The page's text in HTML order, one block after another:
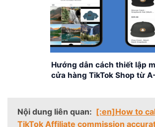
Hướng dẫn cách thiết lập
cửa hàng TikTok Shop từ
Nội dung liên quan: [:en]How to
TikTok Affiliate commission